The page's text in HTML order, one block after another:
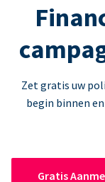
Zet gratis uw
begin binnen
Gratis